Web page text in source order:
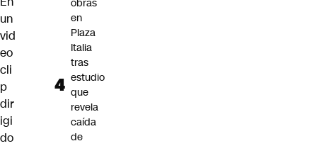
un
vid
eo
cli
p
dir
igi
do
obras
en
Plaza
Italia
tras
estudio
que
revela
caída
de